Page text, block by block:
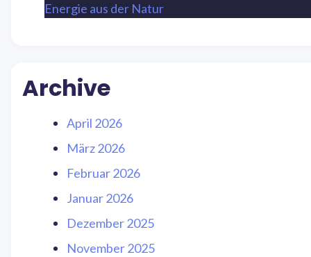
Energie aus der Natur
Archive
April 2026
März 2026
Februar 2026
Januar 2026
Dezember 2025
November 2025